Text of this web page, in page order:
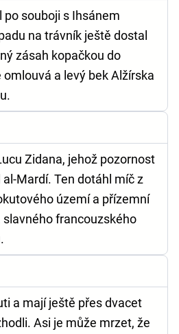
po souboji s Ihsánem
na trávník ještě dostal
zásah kopačkou do
a levý bek Alžírska
Zidana, jehož pozornost
Mardí. Ten dotáhl míč z
území a přízemní
francouzského
a mají ještě přes dvacet
Asi je může mrzet, že